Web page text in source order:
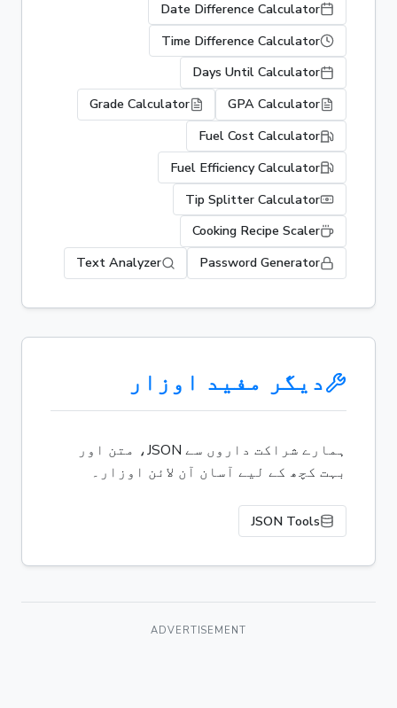
Date Difference Calculator
Time Difference Calculator
Days Until Calculator
GPA Calculator
Grade Calculator
Fuel Cost Calculator
Fuel Efficiency Calculator
Tip Splitter Calculator
Cooking Recipe Scaler
Password Generator
Text Analyzer
دیگر مفید اوزار
ہمارے شراکت داروں سے JSON، متن اور
بہت کچھ کے لیے آسان آن لائن اوزار۔
JSON Tools
ADVERTISEMENT